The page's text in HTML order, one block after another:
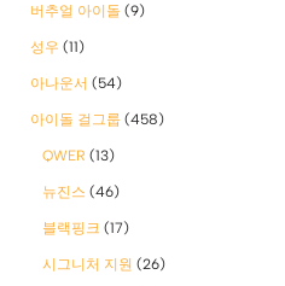
버추얼 아이돌 (9)
성우 (11)
아나운서 (54)
아이돌 걸그룹 (458)
QWER (13)
뉴진스 (46)
블랙핑크 (17)
시그니처 지원 (26)